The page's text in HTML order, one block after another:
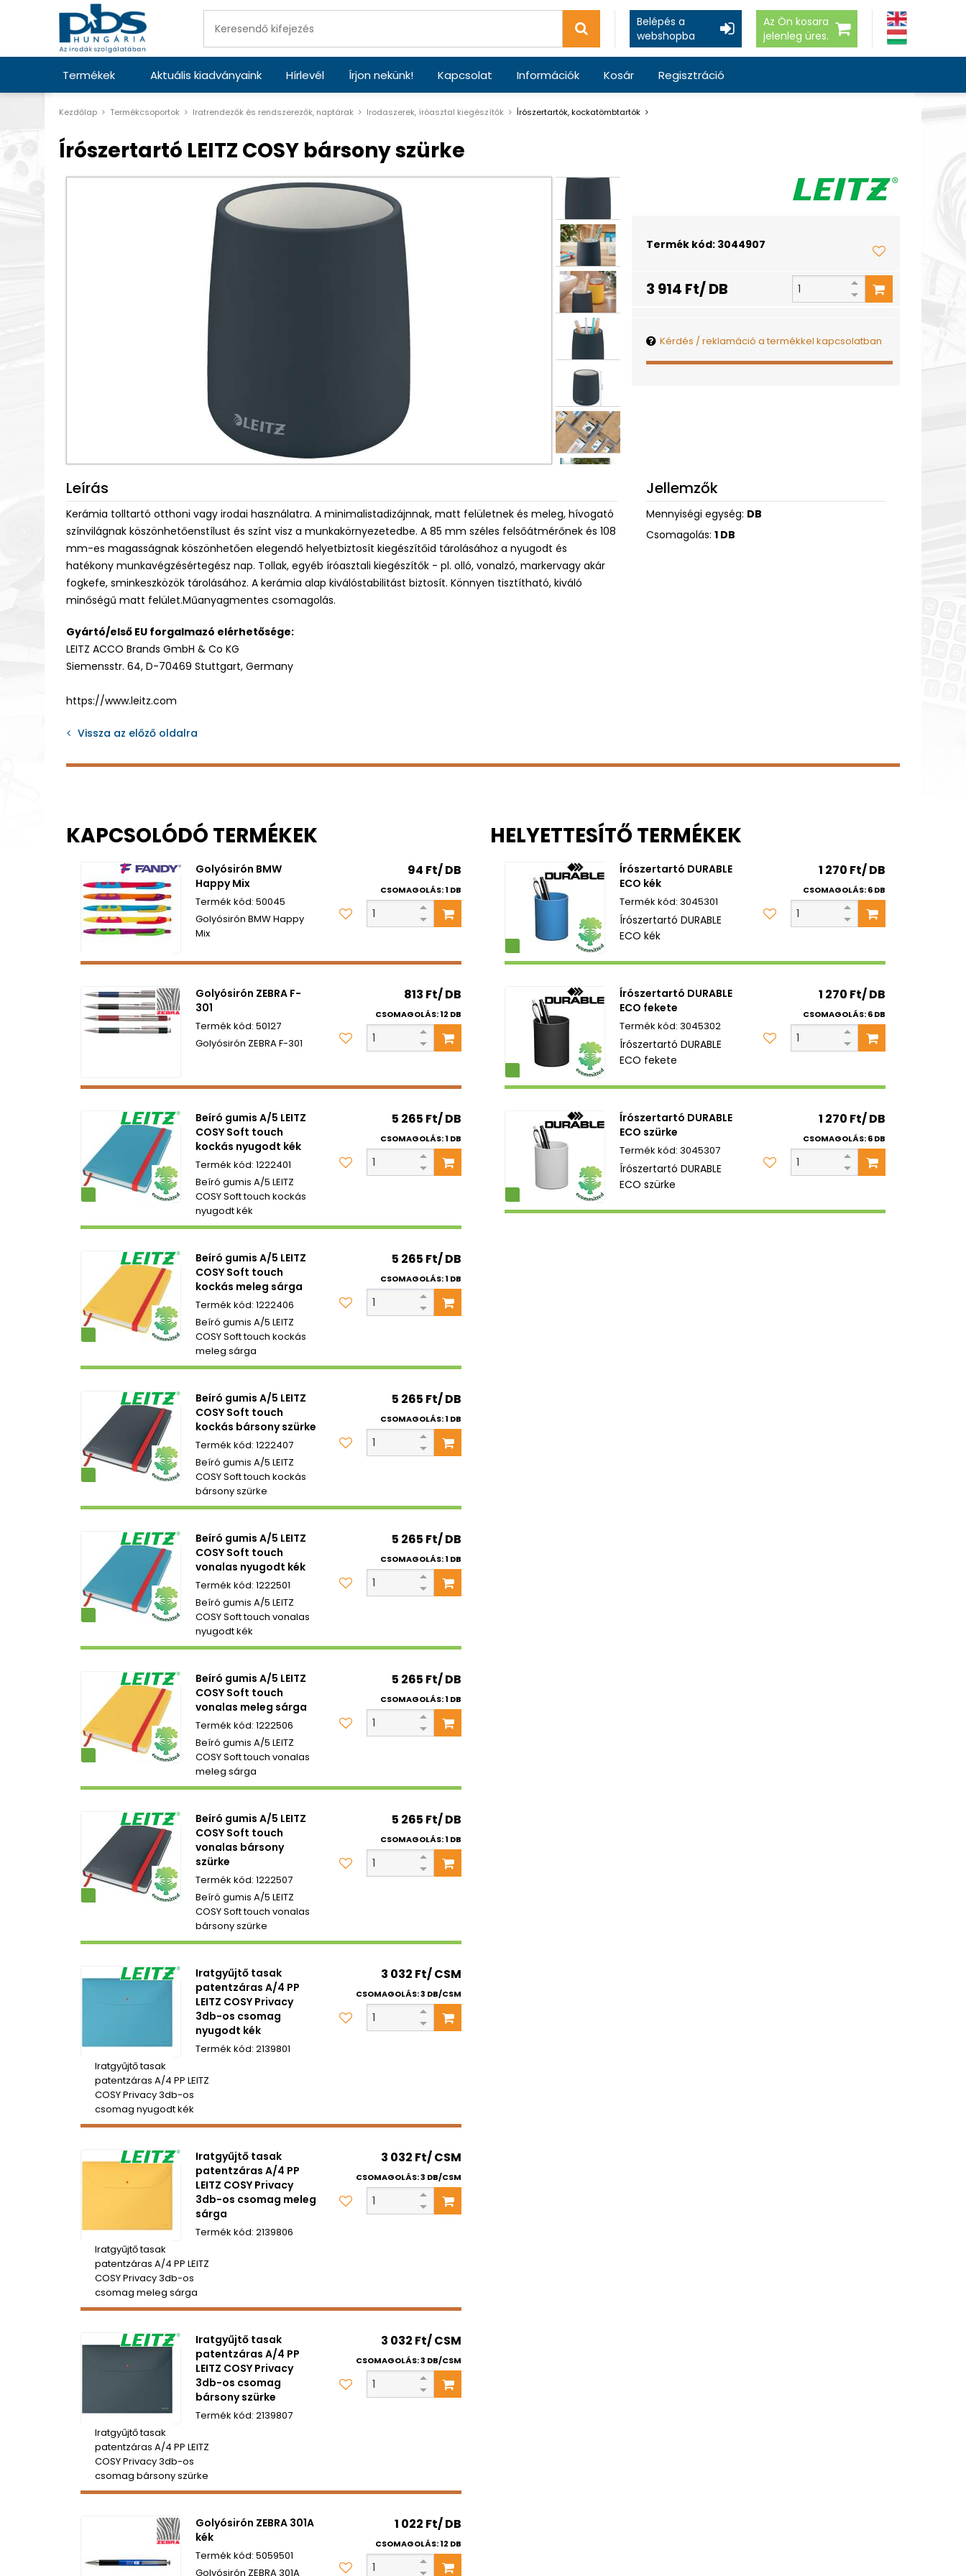
Belépés a
webshopba
Az Ön kosara
jelenleg üres.
Termékek Aktuális kiadványaink Hírlevél Írjon nekünk! Kapcsolat Információk Kosár Regisztráció
Kezdőlap Termékcsoportok Iratrendezők és rendszerezők, naptárak Irodaszerek, íróasztal kiegészítők ĺrószertartók, kockatömbtartók
Írószertartó LEITZ COSY bársony szürke
Termék kód: 3044907
3 914 Ft/ DB
Kérdés / reklamáció a termékkel kapcsolatban
Leírás
Kerámia tolltartó otthoni vagy irodai használatra. A minimalistadizájnnak, matt felületnek és meleg, hívogató
színvilágnak köszönhetőenstílust és színt visz a munkakörnyezetedbe. A 85 mm széles felsőátmérőnek és 108
mm-es magasságnak köszönhetően elegendő helyetbiztosít kiegészítőid tárolásához a nyugodt és
hatékony munkavégzésértegész nap. Tollak, egyéb íróasztali kiegészítők - pl. olló, vonalzó, markervagy akár
fogkefe, sminkeszközök tárolásához. A kerámia alap kiválóstabilitást biztosít. Könnyen tisztítható, kiváló
minőségű matt felület.Műanyagmentes csomagolás.
Gyártó/első EU forgalmazó elérhetősége:
LEITZ ACCO Brands GmbH & Co KG
Siemensstr. 64, D-70469 Stuttgart, Germany
https://www.leitz.com
Jellemzők
Mennyiségi egység: DB
Csomagolás: 1 DB
Vissza az előző oldalra
KAPCSOLÓDÓ TERMÉKEK
Golyósirón BMW
Happy Mix
50045
Golyósirón BMW Happy
Mix
94 Ft/ DB
CSOMAGOLÁS: 1 DB
Golyósirón ZEBRA F-
301
50127
Golyósirón ZEBRA F-301
813 Ft/ DB
CSOMAGOLÁS: 12 DB
Beíró gumis A/5 LEITZ
COSY Soft touch
kockás nyugodt kék
1222401
Beíró gumis A/5 LEITZ
COSY Soft touch kockás
nyugodt kék
5 265 Ft/ DB
CSOMAGOLÁS: 1 DB
Beíró gumis A/5 LEITZ
COSY Soft touch
kockás meleg sárga
1222406
Beíró gumis A/5 LEITZ
COSY Soft touch kockás
meleg sárga
5 265 Ft/ DB
CSOMAGOLÁS: 1 DB
Beíró gumis A/5 LEITZ
COSY Soft touch
kockás bársony szürke
1222407
Beíró gumis A/5 LEITZ
COSY Soft touch kockás
bársony szürke
5 265 Ft/ DB
CSOMAGOLÁS: 1 DB
Beíró gumis A/5 LEITZ
COSY Soft touch
vonalas nyugodt kék
1222501
Beíró gumis A/5 LEITZ
COSY Soft touch vonalas
nyugodt kék
5 265 Ft/ DB
CSOMAGOLÁS: 1 DB
Beíró gumis A/5 LEITZ
COSY Soft touch
vonalas meleg sárga
1222506
Beíró gumis A/5 LEITZ
COSY Soft touch vonalas
meleg sárga
5 265 Ft/ DB
CSOMAGOLÁS: 1 DB
Beíró gumis A/5 LEITZ
COSY Soft touch
vonalas bársony
szürke
1222507
Beíró gumis A/5 LEITZ
COSY Soft touch vonalas
bársony szürke
5 265 Ft/ DB
CSOMAGOLÁS: 1 DB
Iratgyűjtő tasak
patentzáras A/4 PP
LEITZ COSY Privacy
3db-os csomag
nyugodt kék
2139801
Iratgyűjtő tasak
patentzáras A/4 PP LEITZ
COSY Privacy 3db-os
csomag nyugodt kék
3 032 Ft/ CSM
CSOMAGOLÁS: 3 DB/CSM
Iratgyűjtő tasak
patentzáras A/4 PP
LEITZ COSY Privacy
3db-os csomag meleg
sárga
2139806
Iratgyűjtő tasak
patentzáras A/4 PP LEITZ
COSY Privacy 3db-os
csomag meleg sárga
3 032 Ft/ CSM
CSOMAGOLÁS: 3 DB/CSM
Iratgyűjtő tasak
patentzáras A/4 PP
LEITZ COSY Privacy
3db-os csomag
bársony szürke
2139807
Iratgyűjtő tasak
patentzáras A/4 PP LEITZ
COSY Privacy 3db-os
csomag bársony szürke
3 032 Ft/ CSM
CSOMAGOLÁS: 3 DB/CSM
Golyósirón ZEBRA 301A
kék
5059501
Golyósirón ZEBRA 301A
1 022 Ft/ DB
CSOMAGOLÁS: 12 DB
HELYETTESÍTŐ TERMÉKEK
Írószertartó DURABLE
ECO kék
3045301
Írószertartó DURABLE
ECO kék
1 270 Ft/ DB
CSOMAGOLÁS: 6 DB
Írószertartó DURABLE
ECO fekete
3045302
Írószertartó DURABLE
ECO fekete
1 270 Ft/ DB
CSOMAGOLÁS: 6 DB
Írószertartó DURABLE
ECO szürke
3045307
Írószertartó DURABLE
ECO szürke
1 270 Ft/ DB
CSOMAGOLÁS: 6 DB